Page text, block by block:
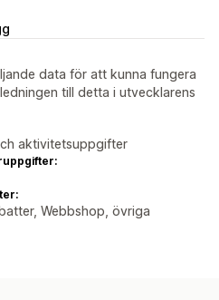
data för att kunna fungera
till detta i utvecklarens
aktivitetsuppgifter
Webbshop, övriga